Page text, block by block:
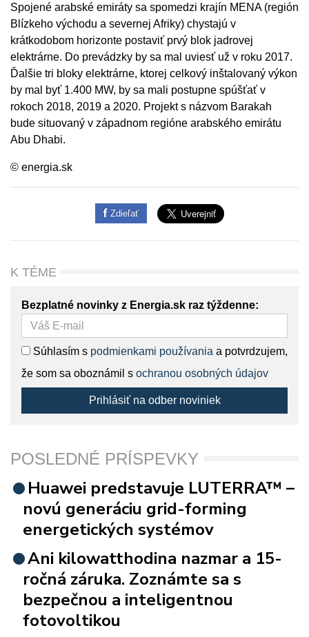
Spojené arabské emiráty sa spomedzi krajín MENA (región
Blízkeho východu a severnej Afriky) chystajú v
krátkodobom horizonte postaviť prvý blok jadrovej
elektrárne. Do prevádzky by sa mal uviesť už v roku 2017.
Ďalšie tri bloky elektrárne, ktorej celkový inštalovaný výkon
by mal byť 1.400 MW, by sa mali postupne spúšťať v
rokoch 2018, 2019 a 2020. Projekt s názvom Barakah
bude situovaný v západnom regióne arabského emirátu
Abu Dhabi.
© energia.sk
Zdieľať
K TÉME
Bezplatné novinky z Energia.sk raz týždenne:
Súhlasím s podmienkami používania a potvrdzujem,
že som sa oboznámil s ochranou osobných údajov
Prihlásiť na odber noviniek
POSLEDNÉ PRÍSPEVKY
Huawei predstavuje LUTERRA™ –
novú generáciu grid-forming
energetických systémov
Ani kilowatthodina nazmar a 15-
ročná záruka. Zoznámte sa s
bezpečnou a inteligentnou
fotovoltikou